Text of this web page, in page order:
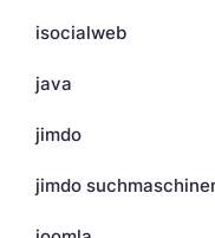
isocialweb
java
jimdo
jimdo